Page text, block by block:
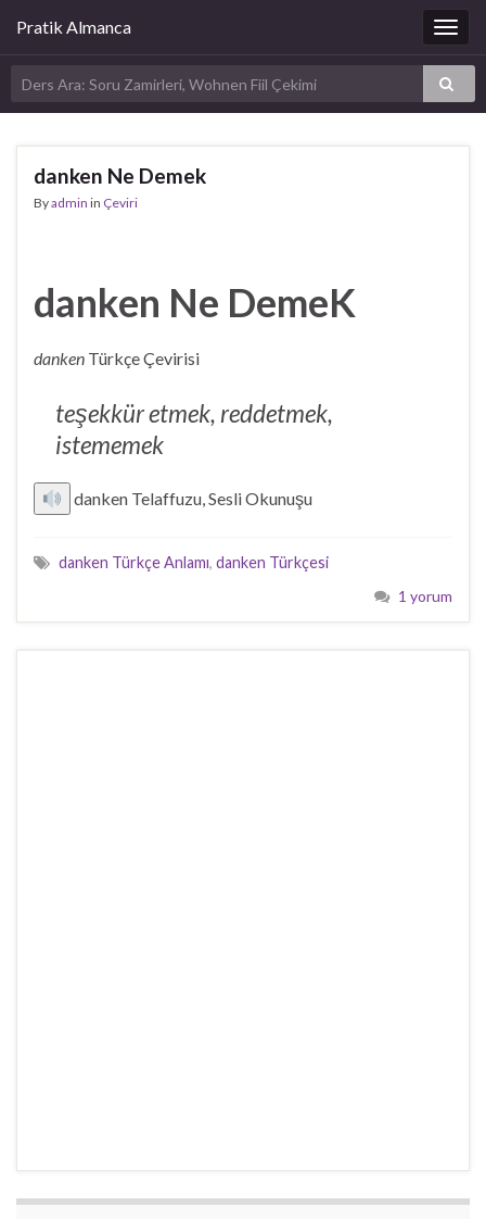
Pratik Almanca
danken Ne Demek
Byadmin in Çeviri
danken Ne DemeK
danken Türkçe Çevirisi
teşekkür etmek, reddetmek,
istememek
danken Telaffuzu, Sesli Okunuşu
danken Türkçe Anlamı, danken Türkçesi
1 yorum